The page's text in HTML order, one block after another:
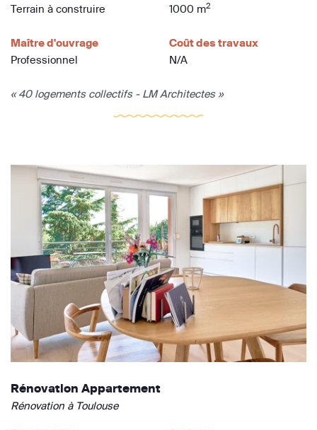
Terrain à construire
1000 m2
Maître d'ouvrage
Professionnel
Coût des travaux
N/A
« 40 logements collectifs - LM Architectes »
Rénovation Appartement
Rénovation à Toulouse